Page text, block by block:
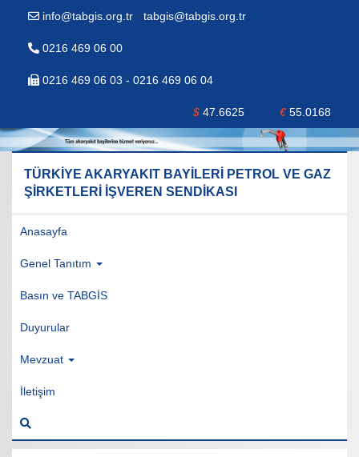
info@tabgis.org.tr - tabgis@tabgis.org.tr
0216 469 06 00
0216 469 06 03 - 0216 469 06 04
$ 47.6625 €55.0168
TÜRKİYE AKARYAKIT BAYİLERİ PETROL VE GAZ
ŞİRKETLERİ İŞVEREN SENDİKASI
Anasayfa
Genel Tanıtım
Basın ve TABGİS
Duyurular
Mevzuat
İletişim